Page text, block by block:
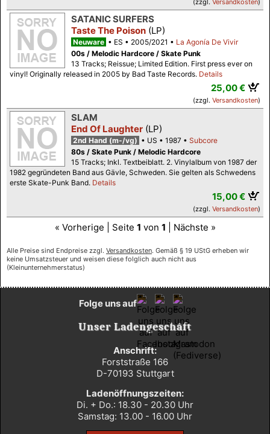
(zzgl. Versandkosten)
SATANIC SURFERS
Taste The Poison (LP)
Neuware ES 2005/2021
La Agonía De Vivir
00s / Melodic Hardcore / Skate Punk
13 Tracks; Reissue; Limited Edition. First press ever on
vinyl! Originally released in 2005 by Bad Taste Records. Details
25,00 €
(zzgl. Versandkosten)
SLAM
End Of Laughter (LP)
2nd Hand (m-/vg) US 1987
Subcore
80s / Skate Punk / Melodic Hardcore
15 Tracks; Inkl. Textbeiblatt. 2. Vinylalbum von 1987 der
1982 gegründeten Band aus Gävle, Schweden. Sie gelten als Schwedens
erste Skate-Punk Band. Details
15,00 €
(zzgl. Versandkosten)
« Vorherige | Seite 1 von 1 | Nächste »
Alle Preise sind Endpreise zzgl. Versandkosten. Gemäß § 19 UStG erheben wir
keine Umsatzsteuer und weisen diese folglich auch nicht aus
(Kleinunternehmerstatus)
Unser Ladengeschäft
Anschrift:
Forststraße 166
D-70193 Stuttgart
Ladenöffnungszeiten:
Di. + Do.: 18.30 - 20.30 Uhr
Samstag: 13.00 - 16.00 Uhr
Folge uns auf